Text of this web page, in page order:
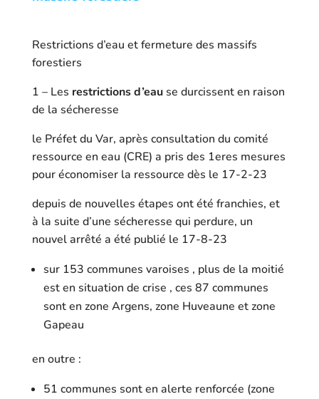
Restrictions d’eau et fermeture des massifs
forestiers
1 – Les restrictions d’eause durcissent en raison
de la sécheresse
le Préfet du Var, après consultation du comité
ressource en eau (CRE) a pris des 1eres mesures
pour économiser la ressource dès le 17-2-23
depuis de nouvelles étapes ont été franchies, et
à la suite d’une sécheresse qui perdure, un
nouvel arrêté a été publié le 17-8-23
sur 153 communes varoises , plus de la moitié
est en situation de crise , ces 87 communes
sont en zone Argens, zone Huveaune et zone
Gapeau
en outre :
51 communes sont en alerte renforcée (zone